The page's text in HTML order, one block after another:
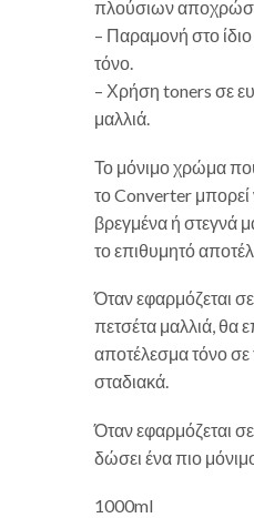
πλούσιων
– Παραμονή στο
τόνο.
– Χρήση toners σε
μαλλιά.
Το μόνιμο χρώμα
το Converter μπορεί
βρεγμένα ή στεγνά
το επιθυμητό
Όταν εφαρμόζεται
πετσέτα μαλλιά, θα
αποτέλεσμα τόνο
σταδιακά.
Όταν εφαρμόζεται
δώσει ένα πιο
1000ml